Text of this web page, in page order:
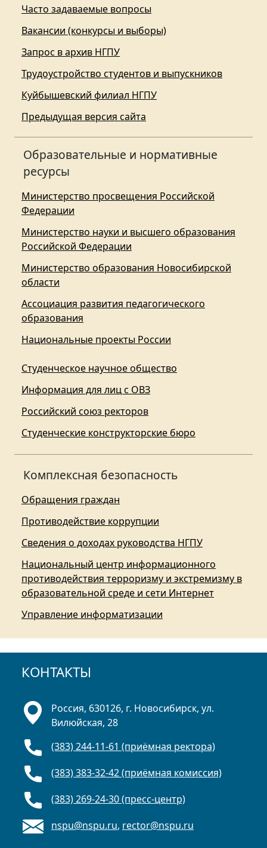
Часто задаваемые вопросы
Вакансии (конкурсы и выборы)
Запрос в архив НГПУ
Трудоустройство студентов и выпускников
Куйбышевский филиал НГПУ
Предыдущая версия сайта
Образовательные и нормативные
ресурсы
Министерство просвещения Российской
Федерации
Министерство науки и высшего образования
Российской Федерации
Министерство образования Новосибирской
области
Ассоциация развития педагогического
образования
Национальные проекты России
Студенческое научное общество
Информация для лиц с ОВЗ
Российский союз ректоров
Студенческие конструкторские бюро
Комплексная безопасность
Обращения граждан
Противодействие коррупции
Сведения о доходах руководства НГПУ
Национальный центр информационного
противодействия терроризму и экстремизму в
образовательной среде и сети Интернет
Управление информатизации
КОНТАКТЫ
Россия, 630126, г. Новосибирск, ул.
Вилюйская, 28
(383) 244-11-61 (приёмная ректора)
(383) 383-32-42 (приёмная комиссия)
(383) 269-24-30 (пресс-центр)
nspu@nspu.ru, rector@nspu.ru